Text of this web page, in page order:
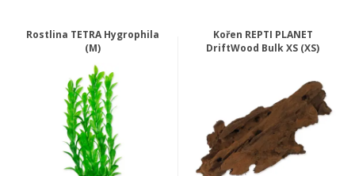
Rostlina TETRA Hygrophila
(M)
Kořen REPTI PLANET
DriftWood Bulk XS (XS)